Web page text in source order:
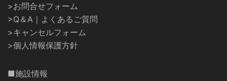
>お問合せフォーム
>Q＆A｜よくあるご質問
>キャンセルフォーム
>個人情報保護方針
■施設情報